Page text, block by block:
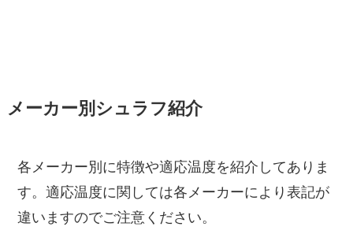
メーカー別シュラフ紹介
各メーカー別に特徴や適応温度を紹介してありま
す。適応温度に関しては各メーカーにより表記が
違いますのでご注意ください。